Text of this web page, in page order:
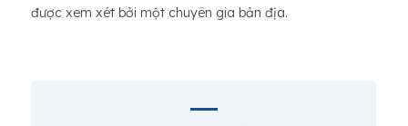
được xem xét bởi một chuyên gia bản địa.